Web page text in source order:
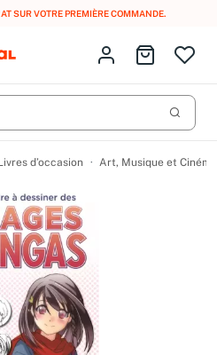
SUR VOTRE PREMIÈRE COMMANDE.
Lancer
l'article que vous cherchiez ?
votre compte pour être alerté dès
en stock.
une alerte
Identifiez-vous
Aller au
d’occasion Art, Musique et Cinéma